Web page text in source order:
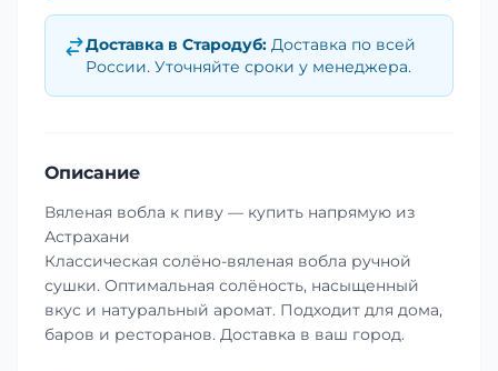
Доставка в Стародуб: Доставка по всей
России. Уточняйте сроки у менеджера.
Описание
Вяленая вобла к пиву — купить напрямую из
Астрахани
Классическая солёно-вяленая вобла ручной
сушки. Оптимальная солёность, насыщенный
вкус и натуральный аромат. Подходит для дома,
баров и ресторанов. Доставка в ваш город.